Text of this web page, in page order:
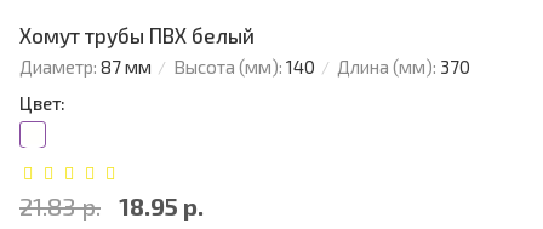
Хомут трубы ПВХ белый
Диаметр: 87 мм Высота (мм): 140 Длина (мм): 370
Цвет:
21.83 р. 18.95 р.